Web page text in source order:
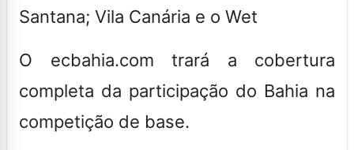
Santana; Vila Canária e o Wet
O ecbahia.com trará a cobertura
completa da participação do Bahia na
competição de base.